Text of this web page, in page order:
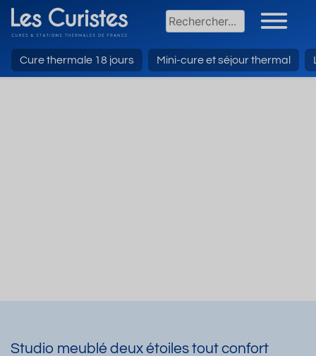
Cure thermale 18 jours Mini-cure et séjour thermal
Studio meublé deux étoiles tout confort